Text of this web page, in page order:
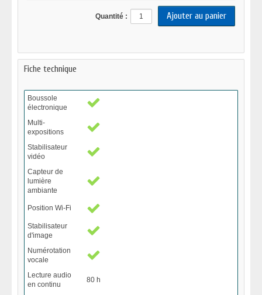
Quantité :
Fiche technique
Boussole
électronique
Multi-
expositions
Stabilisateur
vidéo
Capteur de
lumière
ambiante
Position Wi-Fi
Stabilisateur
d'image
Numérotation
vocale
Lecture audio
en continu
80 h